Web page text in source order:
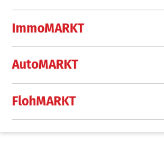
ImmoMARKT
AutoMARKT
FlohMARKT